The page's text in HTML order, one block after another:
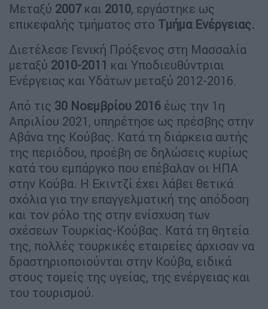
Μεταξύ 2007και 2010, εργάστηκε ως
επικεφαλής τμήματος στο Τμήμα Ενέργειας.
Διετέλεσε Γενική Πρόξενος στη Μασσαλία
μεταξύ 2010-2011 και Υποδιευθύντριαι
Ενέργειας και Υδάτων μεταξύ 2012-2016.
Από τις 30 Νοεμβρίου 2016 έως την 1η
Απριλίου 2021, υπηρέτησε ως πρέσβης στην
Αβάνα της Κούβας. Κατά τη διάρκεια αυτής
της περιόδου, προέβη σε δηλώσεις κυρίως
κατά του εμπάργκο που επέβαλαν οι ΗΠΑ
στην Κούβα. Η Εκιντζί έχει λάβει θετικά
σχόλια για την επαγγελματική της απόδοση
και τον ρόλο της στην ενίσχυση των
σχέσεων Τουρκίας-Κούβας. Κατά τη θητεία
της, πολλές τουρκικές εταιρείες άρχισαν να
δραστηριοποιούνται στην Κούβα, ειδικά
στους τομείς της υγείας, της ενέργειας και
του τουρισμού.